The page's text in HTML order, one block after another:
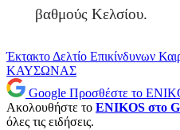
βαθμούς Κελσίου.
Έκτακτο Δελτίο Επικίνδυνων
ΚΑΥΣΩΝΑΣ
Google Προσθέστε το
Ακολουθήστε το ENIKOS στο
όλες τις ειδήσεις.